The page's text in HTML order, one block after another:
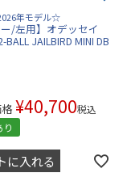
年モデル☆
ー/左用】オデッセイ
BALL JAILBIRD MINI DB
¥40,700税込
に入れる